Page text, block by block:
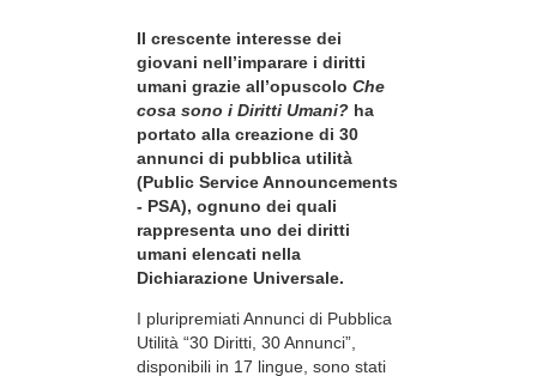
Il crescente interesse dei
giovani nell’imparare i diritti
umani grazie all’opuscolo Che
cosa sono i Diritti Umani? ha
portato alla creazione di 30
annunci di pubblica utilità
(Public Service Announcements
- PSA), ognuno dei quali
rappresenta uno dei diritti
umani elencati nella
Dichiarazione Universale.
I pluripremiati Annunci di Pubblica
Utilità “30 Diritti, 30 Annunci”,
disponibili in 17 lingue, sono stati